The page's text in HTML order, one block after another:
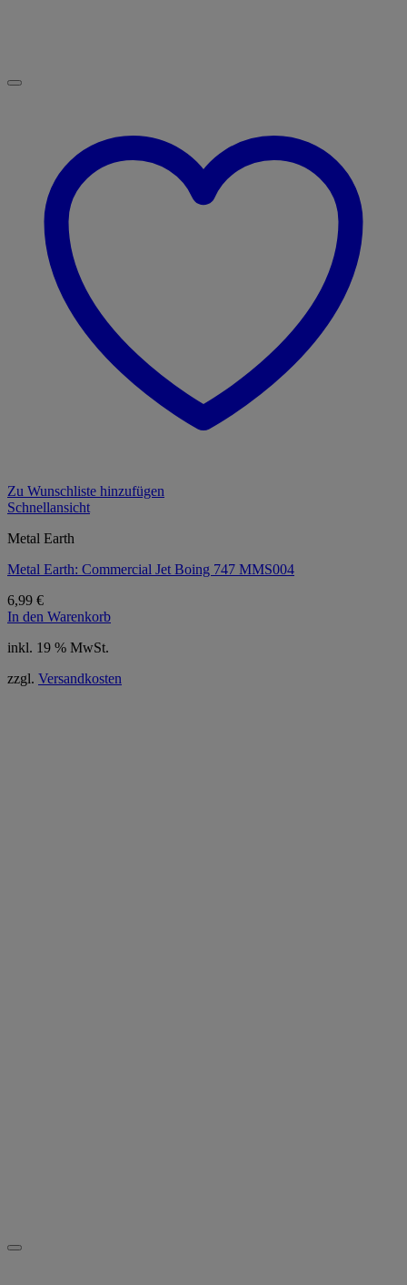
Zu Wunschliste hinzufügen
Schnellansicht
Metal Earth
Metal Earth: Commercial Jet Boing 747 MMS004
6,99 €
In den Warenkorb
inkl. 19 % MwSt.
zzgl. Versandkosten